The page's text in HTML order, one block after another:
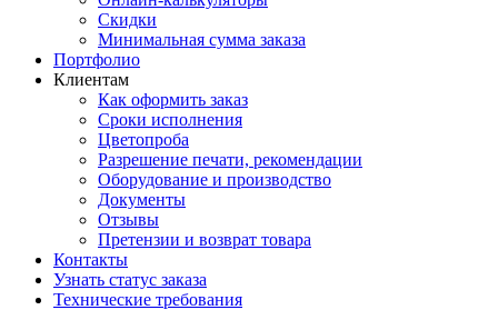
Скидки
Минимальная сумма заказа
Портфолио
Клиентам
Как оформить заказ
Сроки исполнения
Цветопроба
Разрешение печати, рекомендации
Оборудование и производство
Документы
Отзывы
Претензии и возврат товара
Контакты
Узнать статус заказа
Технические требования